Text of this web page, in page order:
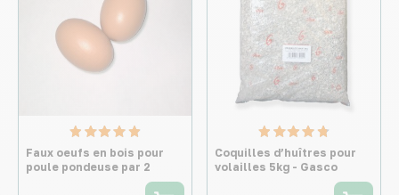
Faux oeufs en bois pour
poule pondeuse par 2
Coquilles d’huîtres pour
volailles 5kg - Gasco